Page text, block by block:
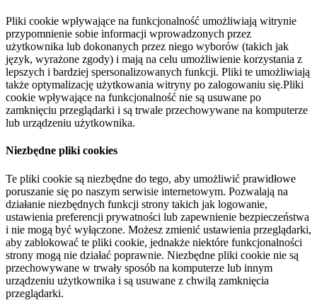
Pliki cookie wpływające na funkcjonalność umożliwiają witrynie
przypomnienie sobie informacji wprowadzonych przez
użytkownika lub dokonanych przez niego wyborów (takich jak
język, wyrażone zgody) i mają na celu umożliwienie korzystania z
lepszych i bardziej spersonalizowanych funkcji. Pliki te umożliwiają
także optymalizację użytkowania witryny po zalogowaniu się.Pliki
cookie wpływające na funkcjonalność nie są usuwane po
zamknięciu przeglądarki i są trwale przechowywane na komputerze
lub urządzeniu użytkownika.
Niezbędne pliki cookies
Te pliki cookie są niezbędne do tego, aby umożliwić prawidłowe
poruszanie się po naszym serwisie internetowym. Pozwalają na
działanie niezbędnych funkcji strony takich jak logowanie,
ustawienia preferencji prywatności lub zapewnienie bezpieczeństwa
i nie mogą być wyłączone. Możesz zmienić ustawienia przeglądarki,
aby zablokować te pliki cookie, jednakże niektóre funkcjonalności
strony mogą nie działać poprawnie. Niezbędne pliki cookie nie są
przechowywane w trwały sposób na komputerze lub innym
urządzeniu użytkownika i są usuwane z chwilą zamknięcia
przeglądarki.